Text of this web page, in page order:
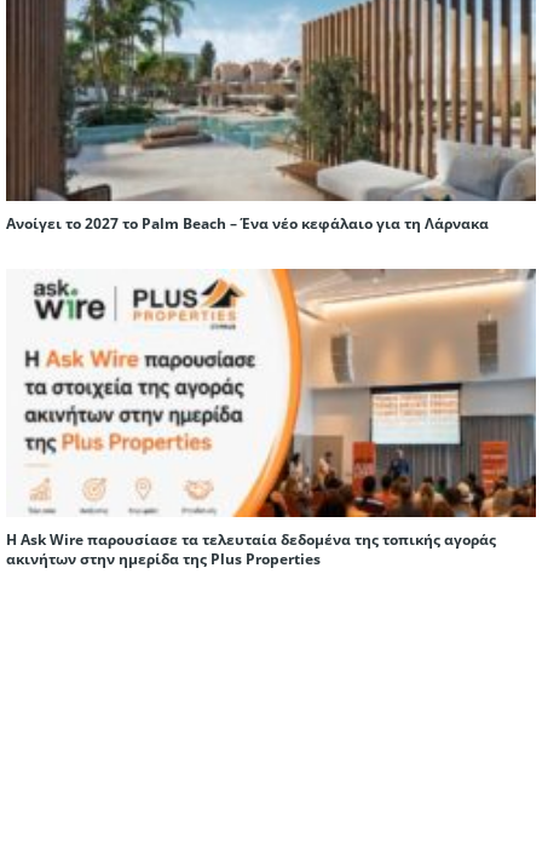
Ανοίγει το 2027 το Palm Beach – Ένα νέο κεφάλαιο για τη Λάρνακα
Η Ask Wire παρουσίασε τα τελευταία δεδομένα της τοπικής αγοράς
ακινήτων στην ημερίδα της Plus Properties